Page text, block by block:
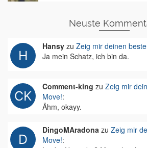
Neuste
Hansy zu Zeig mir deinen
Ja mein Schatz, ich bin da.
Comment-king zu Zeig mir
Move!:
Ähm, okayy.
DingoMAradona zu Zeig mir
Move!: